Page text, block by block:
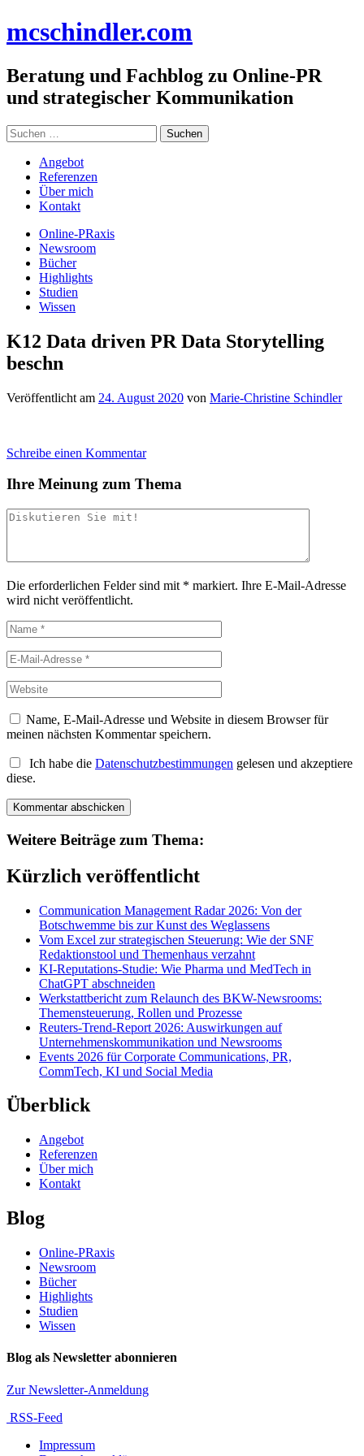
Inhalt
mcschindler.com
Beratung und Fachblog zu Online-PR
und strategischer Kommunikation
Suchen
nach:
Angebot
Referenzen
Über mich
Kontakt
Online-PRaxis
Newsroom
Bücher
Highlights
Studien
Wissen
K12 Data driven PR Data Storytelling
beschn
Veröffentlicht am 24. August 2020 von Marie-Christine Schindler
Schreibe einen Kommentar
Ihre Meinung zum Thema
Die erforderlichen Felder sind mit * markiert. Ihre E-Mail-Adresse
wird nicht veröffentlicht.
Name, E-Mail-Adresse und Website in diesem Browser für
meinen nächsten Kommentar speichern.
Ich habe die Datenschutzbestimmungen gelesen und akzeptiere
diese.
Weitere Beiträge zum Thema:
Kürzlich veröffentlicht
Communication Management Radar 2026: Von der
Botschwemme bis zur Kunst des Weglassens
Vom Excel zur strategischen Steuerung: Wie der SNF
Redaktionstool und Themenhaus verzahnt
KI-Reputations-Studie: Wie Pharma und MedTech in
ChatGPT abschneiden
Werkstattbericht zum Relaunch des BKW-Newsrooms:
Themensteuerung, Rollen und Prozesse
Reuters-Trend-Report 2026: Auswirkungen auf
Unternehmenskommunikation und Newsrooms
Events 2026 für Corporate Communications, PR,
CommTech, KI und Social Media
Überblick
Angebot
Referenzen
Über mich
Kontakt
Blog
Online-PRaxis
Newsroom
Bücher
Highlights
Studien
Wissen
Blog als Newsletter abonnieren
Zur Newsletter-Anmeldung
RSS-Feed
Impressum